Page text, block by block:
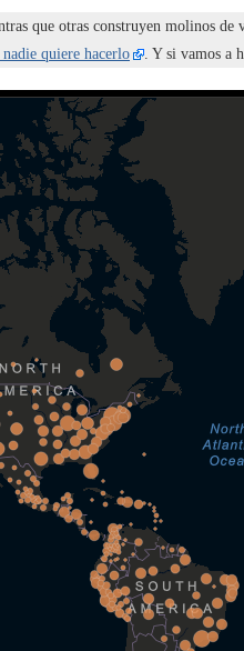
que otras construyen molinos
quiere hacerlo . Y si vamos a